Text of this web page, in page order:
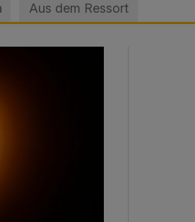
Aus dem Ressort